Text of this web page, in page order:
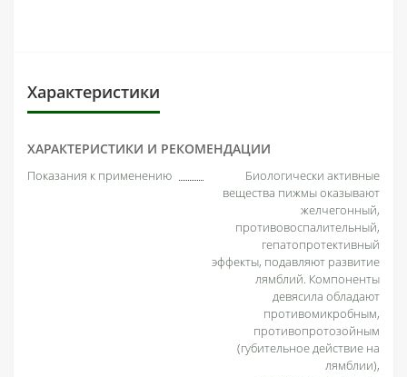
Характеристики
ХАРАКТЕРИСТИКИ И РЕКОМЕНДАЦИИ
Показания к применению
Биологически активные
вещества пижмы оказывают
желчегонный,
противовоспалительный,
гепатопротективный
эффекты, подавляют развитие
лямблий. Компоненты
девясила обладают
противомикробным,
противопротозойным
(губительное действие на
лямблии),